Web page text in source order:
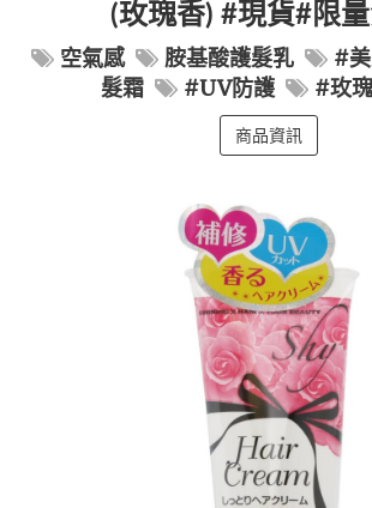
(玫瑰香) #現貨#限
空氣感 胺基酸護髮乳 #
髮霜
#UV防護 #玫
商品資訊